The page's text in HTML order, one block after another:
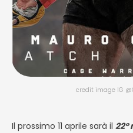
credit image IG
Il prossimo 11 aprile sarà il